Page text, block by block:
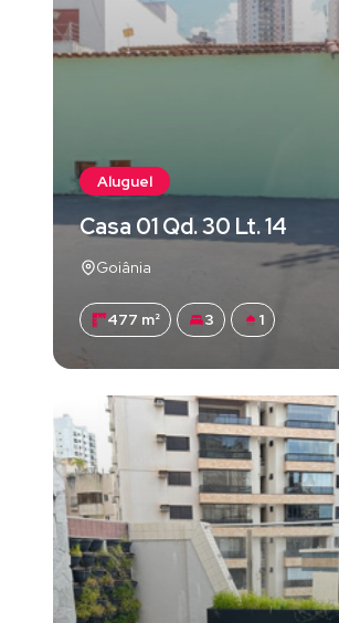
Aluguel
Casa 01 Qd. 30 Lt. 14
Goiânia
477 m² 3 1